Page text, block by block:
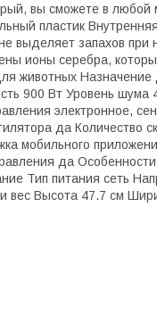
вы сможете в любой
пластик
выделяет запахов при
ионы серебра,
животных
900 Вт Уровень шума
электронное,
да Количество
мобильного
да
Тип питания сеть
вес Высота 47.7 см